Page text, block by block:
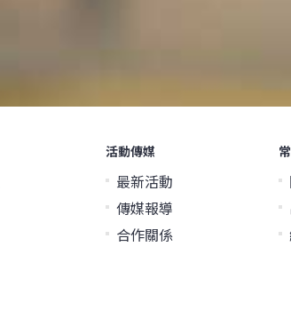
活動傳媒
最新活動
傳媒報導
合作關係